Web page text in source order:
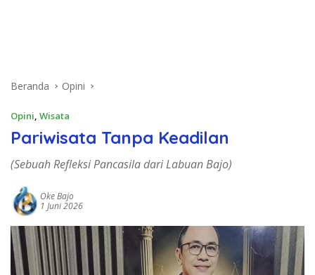
Beranda Opini
Opini, Wisata
Pariwisata Tanpa Keadilan
(Sebuah Refleksi Pancasila dari Labuan Bajo)
Oke Bajo
1 Juni 2026